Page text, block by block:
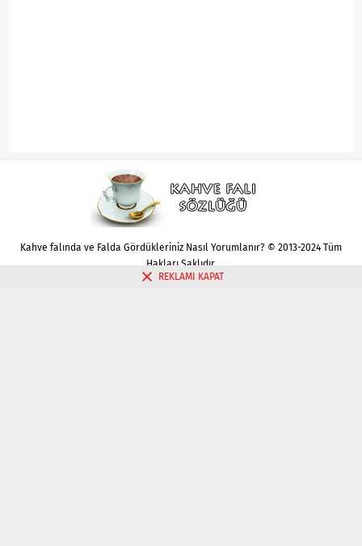
Kahve falında ve Falda Gördükleriniz Nasıl Yorumlanır? © 2013-2024 Tüm
Hakları Saklıdır.
REKLAMI KAPAT